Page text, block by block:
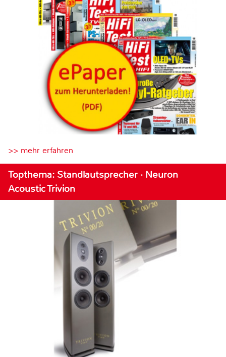
>> mehr erfahren
Topthema: Standlautsprecher · Neuron
Acoustic Trivion